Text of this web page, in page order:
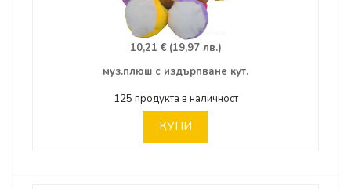
10,21 € (19,97 лв.)
муз.плюш с издърпване кут.
125 продукта в наличност
КУПИ